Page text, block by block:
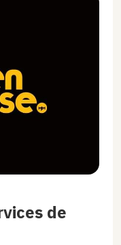
de